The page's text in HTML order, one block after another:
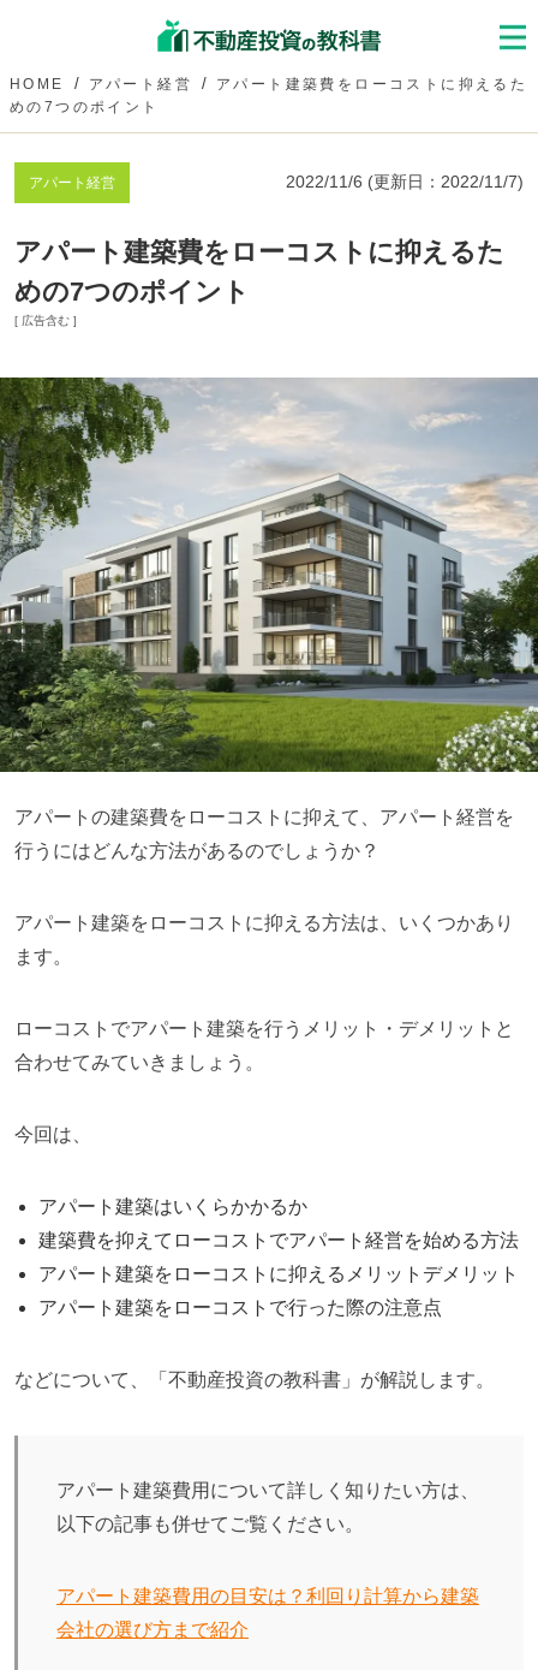
HOME アパート経営
アパート建築費をローコストに抑えるた
めの7つのポイント
アパート経営 2022/11/6 (更新日： 2022/11/7)
アパート建築費をローコストに抑えるた
めの7つのポイント
[ 広告含む ]
アパートの建築費をローコストに抑えて、アパート経営を
行うにはどんな方法があるのでしょうか？
アパート建築をローコストに抑える方法は、いくつかあり
ます。
ローコストでアパート建築を行うメリット・デメリットと
合わせてみていきましょう。
今回は、
アパート建築はいくらかかるか
建築費を抑えてローコストでアパート経営を始める方法
アパート建築をローコストに抑えるメリットデメリット
アパート建築をローコストで行った際の注意点
などについて、「不動産投資の教科書」が解説します。
アパート建築費用について詳しく知りたい方は、
以下の記事も併せてご覧ください。
アパート建築費用の目安は？利回り計算から建築
会社の選び方まで紹介